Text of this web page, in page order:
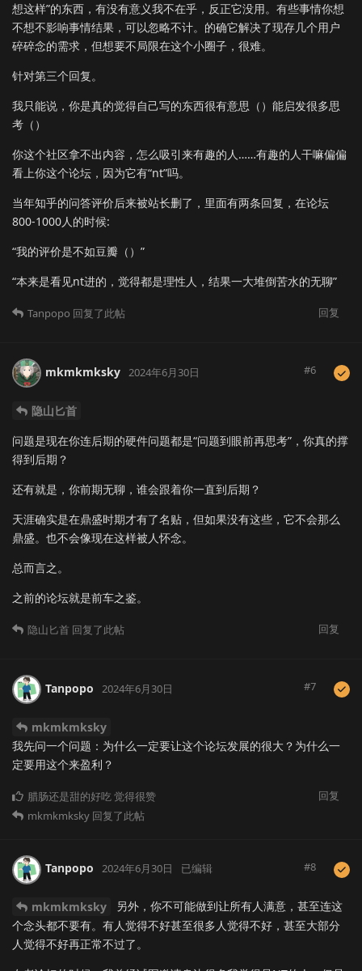
想这样”的东西，有没有意义我不在乎，反正它没用。有些事情你想
不想不影响事情结果，可以忽略不计。的确它解决了现存几个用户
碎碎念的需求，但想要不局限在这个小圈子，很难。
针对第三个回复。
我只能说，你是真的觉得自己写的东西很有意思（）能启发很多思
考（）
你这个社区拿不出内容，怎么吸引来有趣的人……有趣的人干嘛偏偏
看上你这个论坛，因为它有“nt”吗。
当年知乎的问答评价后来被站长删了，里面有两条回复，在论坛
800-1000人的时候:
“我的评价是不如豆瓣（）”
“本来是看见nt进的，觉得都是理性人，结果一大堆倒苦水的无聊”
回复
Tanpopo 回复了此帖
mkmkmksky 2024年6月30日 #6
隐山匕首
问题是现在你连后期的硬件问题都是“问题到眼前再思考”，你真的撑
得到后期？
还有就是，你前期无聊，谁会跟着你一直到后期？
天涯确实是在鼎盛时期才有了名贴，但如果没有这些，它不会那么
鼎盛。也不会像现在这样被人怀念。
总而言之。
之前的论坛就是前车之鉴。
回复
隐山匕首 回复了此帖
Tanpopo 2024年6月30日 #7
mkmkmksky
我先问一个问题：为什么一定要让这个论坛发展的很大？为什么一
定要用这个来盈利？
回复
腊肠还是甜的好吃觉得很赞
mkmkmksky 回复了此帖
Tanpopo 2024年6月30日 已编辑 #8
mkmkmksky
另外，你不可能做到让所有人满意，甚至连这
个念头都不要有。有人觉得不好甚至很多人觉得不好，甚至大部分
人觉得不好再正常不过了。